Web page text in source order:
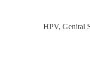
HPV, Genital